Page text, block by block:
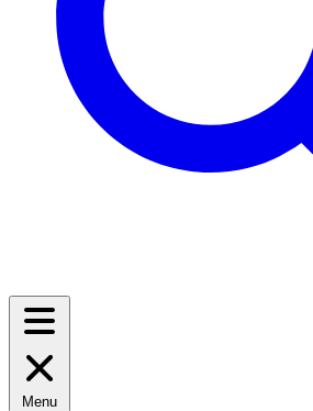
Menu